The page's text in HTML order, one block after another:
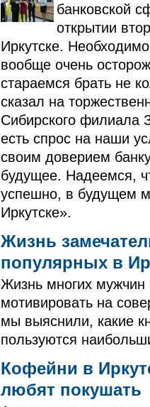
банковской
открытии
Иркутске.
вообще очень
стараемся брать не
сказал на
Сибирского филиала
есть спрос на наши
своим доверием
будущее. Надеемся,
успешно, в будущем
Иркутске».
Жизнь
популярных в
Жизнь многих
мотивировать на
мы выяснили, какие
пользуются
Кофейни в
любят покушать